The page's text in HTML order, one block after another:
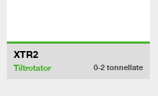
XTR2
Tiltrotator 0-2 tonnellate